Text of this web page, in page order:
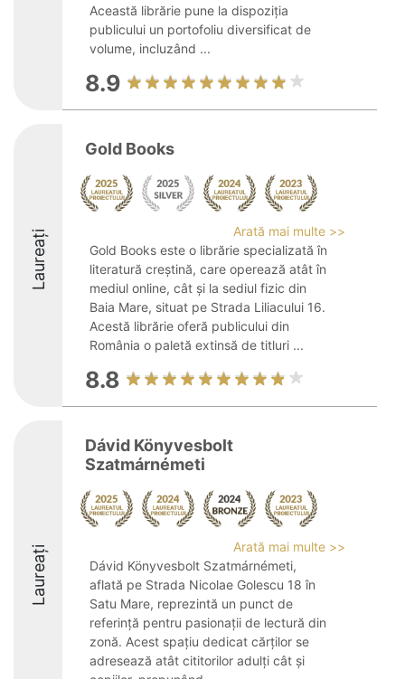
Această librărie pune la dispoziția
publicului un portofoliu diversificat de
volume, incluzând ...
8.9
Laureați
Gold Books
Arată mai multe >>
Gold Books este o librărie specializată în
literatură creștină, care operează atât în
mediul online, cât și la sediul fizic din
Baia Mare, situat pe Strada Liliacului 16.
Acestă librărie oferă publicului din
România o paletă extinsă de titluri ...
8.8
Laureați
Dávid Könyvesbolt
Szatmárnémeti
Arată mai multe >>
Dávid Könyvesbolt Szatmárnémeti,
aflată pe Strada Nicolae Golescu 18 în
Satu Mare, reprezintă un punct de
referință pentru pasionații de lectură din
zonă. Acest spațiu dedicat cărților se
adresează atât cititorilor adulți cât și